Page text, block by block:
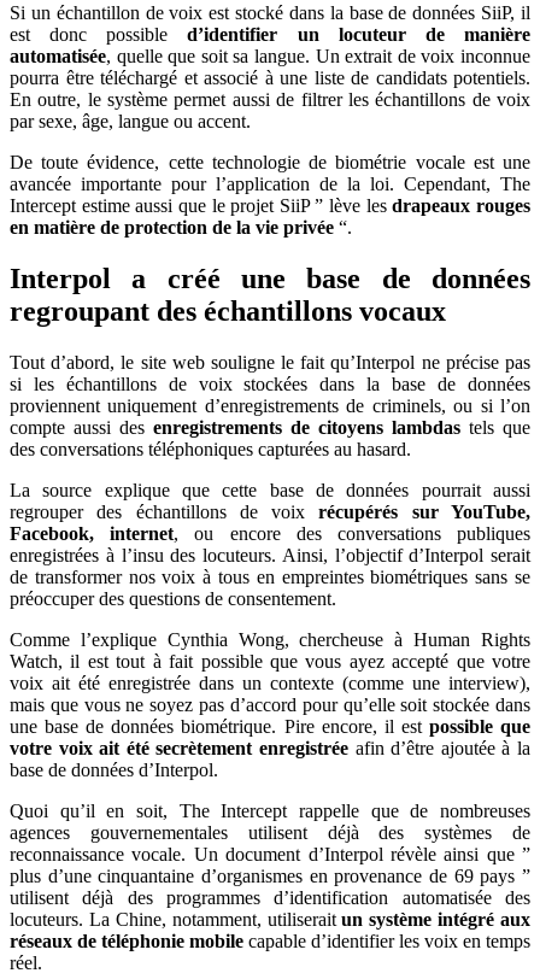
Si un échantillon de voix est stocké dans la base de données SiiP, il
est donc possible d’identifier un locuteur de manière
automatisée, quelle que soit sa langue. Un extrait de voix inconnue
pourra être téléchargé et associé à une liste de candidats potentiels.
En outre, le système permet aussi de filtrer les échantillons de voix
par sexe, âge, langue ou accent.
De toute évidence, cette technologie de biométrie vocale est une
avancée importante pour l’application de la loi. Cependant, The
Intercept estime aussi que le projet SiiP ” lève lesdrapeaux rouges
en matière de protection de la vie privée “.
Interpol a créé une base de données
regroupant des échantillons vocaux
Tout d’abord, le site web souligne le fait qu’Interpol ne précise pas
si les échantillons de voix stockées dans la base de données
proviennent uniquement d’enregistrements de criminels, ou si l’on
compte aussi des enregistrements de citoyens lambdas tels que
des conversations téléphoniques capturées au hasard.
La source explique que cette base de données pourrait aussi
regrouper des échantillons de voixrécupérés sur YouTube,
Facebook, internet, ou encore des conversations publiques
enregistrées à l’insu des locuteurs. Ainsi, l’objectif d’Interpol serait
de transformer nos voix à tous en empreintes biométriques sans se
préoccuper des questions de consentement.
Comme l’explique Cynthia Wong, chercheuse à Human Rights
Watch, il est tout à fait possible que vous ayez accepté que votre
voix ait été enregistrée dans un contexte (comme une interview),
mais que vous ne soyez pas d’accord pour qu’elle soit stockée dans
une base de données biométrique. Pire encore, il est possible que
votre voix ait été secrètement enregistrée afin d’être ajoutée à la
base de données d’Interpol.
Quoi qu’il en soit, The Intercept rappelle que de nombreuses
agences gouvernementales utilisent déjà des systèmes de
reconnaissance vocale. Un document d’Interpol révèle ainsi que ”
plus d’une cinquantaine d’organismes en provenance de 69 pays ”
utilisent déjà des programmes d’identification automatisée des
locuteurs. La Chine, notamment, utiliseraitun système intégré aux
réseaux de téléphonie mobile capable d’identifier les voix en temps
réel.